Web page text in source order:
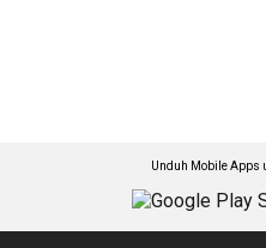
Unduh Mobile Apps